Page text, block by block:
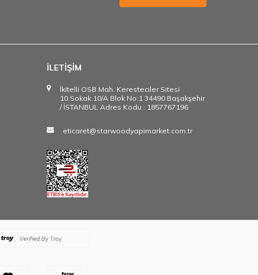
İLETİŞİM
İkitelli OSB Mah. Keresteciler Sitesi
10.Sokak 10/A Blok No:1 34490 Başakşehir
/ İSTANBUL Adres Kodu : 1857767196
eticaret@starwoodyapimarket.com.tr